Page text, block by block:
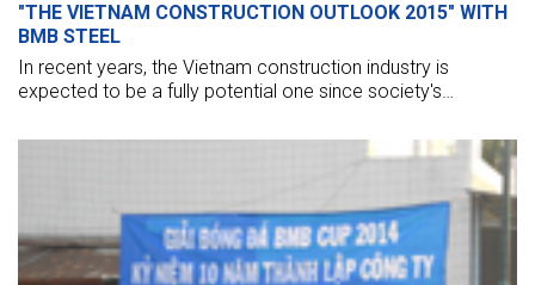
"THE VIETNAM CONSTRUCTION OUTLOOK 2015" WITH
BMB STEEL
In recent years, the Vietnam construction industry is
expected to be a fully potential one since society's
hard in seeking sustainable business policies, approaching
effective management models, and applying hi-technology